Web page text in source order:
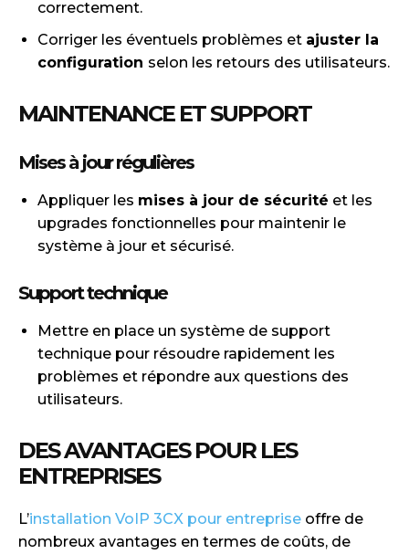
correctement.
Corriger les éventuels problèmes et ajuster la
configuration selon les retours des utilisateurs.
MAINTENANCE ET SUPPORT
Mises à jour régulières
Appliquer les mises à jour de sécurité et les
upgrades fonctionnelles pour maintenir le
système à jour et sécurisé.
Support technique
Mettre en place un système de support
technique pour résoudre rapidement les
problèmes et répondre aux questions des
utilisateurs.
DES AVANTAGES POUR LES
ENTREPRISES
L’installation VoIP 3CX pour entreprise offre de
nombreux avantages en termes de coûts, de